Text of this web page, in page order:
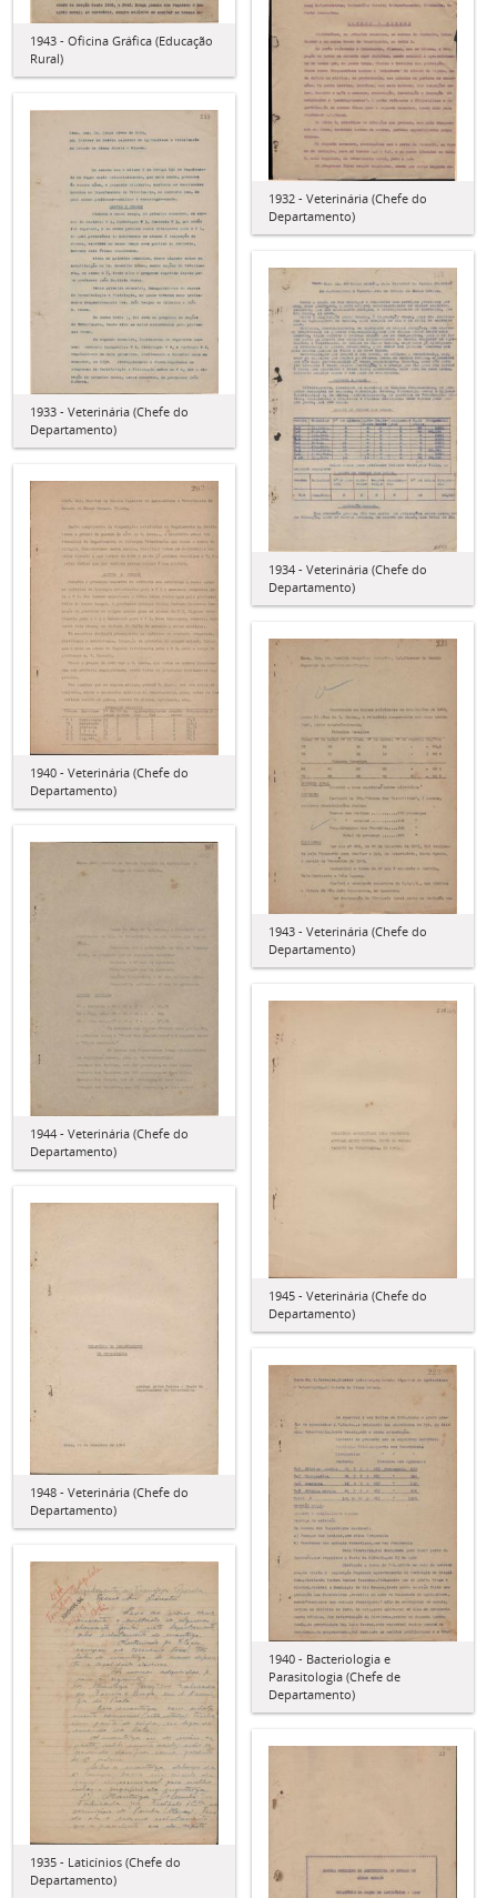
1943 - Oficina Gráfica (Educação
Rural)
1932 - Veterinária (Chefe do
Departamento)
1933 - Veterinária (Chefe do
Departamento)
1934 - Veterinária (Chefe do
Departamento)
1940 - Veterinária (Chefe do
Departamento)
1943 - Veterinária (Chefe do
Departamento)
1944 - Veterinária (Chefe do
Departamento)
1945 - Veterinária (Chefe do
Departamento)
1948 - Veterinária (Chefe do
Departamento)
1940 - Bacteriologia e
Parasitologia (Chefe de
Departamento)
1935 - Laticínios (Chefe do
Departamento)